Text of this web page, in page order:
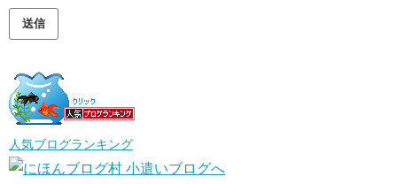
人気ブログランキング